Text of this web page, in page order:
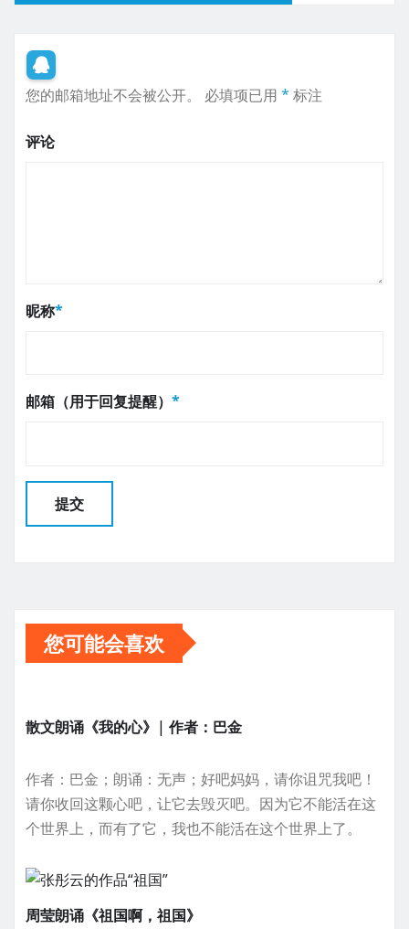
您的邮箱地址不会被公开。 必填项已用 * 标注
评论
昵称*
邮箱（用于回复提醒） *
您可能会喜欢
散文朗诵《我的心》| 作者：巴金
作者：巴金；朗诵：无声；好吧妈妈，请你诅咒我吧！
请你收回这颗心吧，让它去毁灭吧。因为它不能活在这
个世界上，而有了它，我也不能活在这个世界上了。
周莹朗诵《祖国啊，祖国》